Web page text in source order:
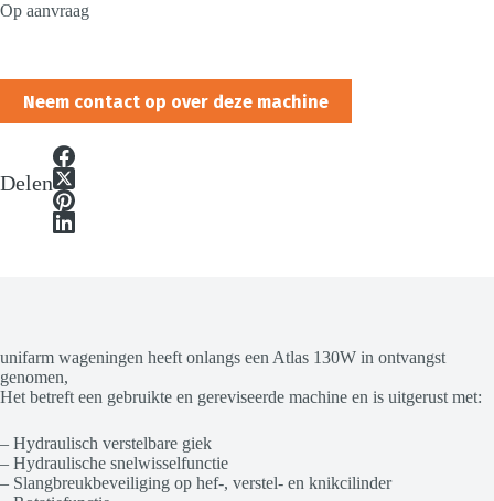
Op aanvraag
Neem contact op over deze machine
Delen
unifarm wageningen heeft onlangs een Atlas 130W in ontvangst
genomen,
Het betreft een gebruikte en gereviseerde machine en is uitgerust met:
– Hydraulisch verstelbare giek
– Hydraulische snelwisselfunctie
– Slangbreukbeveiliging op hef-, verstel- en knikcilinder